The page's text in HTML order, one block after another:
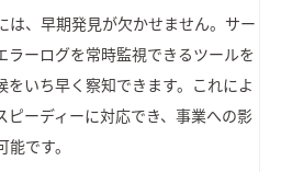
は、早期発見が欠かせません。サー
ラーログを常時監視できるツールを
いち早く察知できます。これによ
ピーディーに対応でき、事業への影
です。